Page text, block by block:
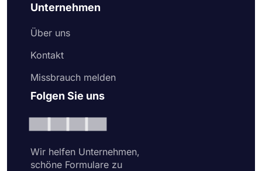
Unternehmen
Über uns
Kontakt
Missbrauch melden
Folgen Sie uns
Wir helfen Unternehmen,
schöne Formulare zu